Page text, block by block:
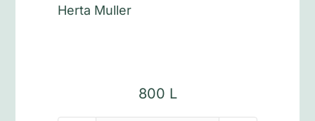
Herta Muller
800 L